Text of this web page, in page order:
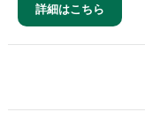
詳細はこちら